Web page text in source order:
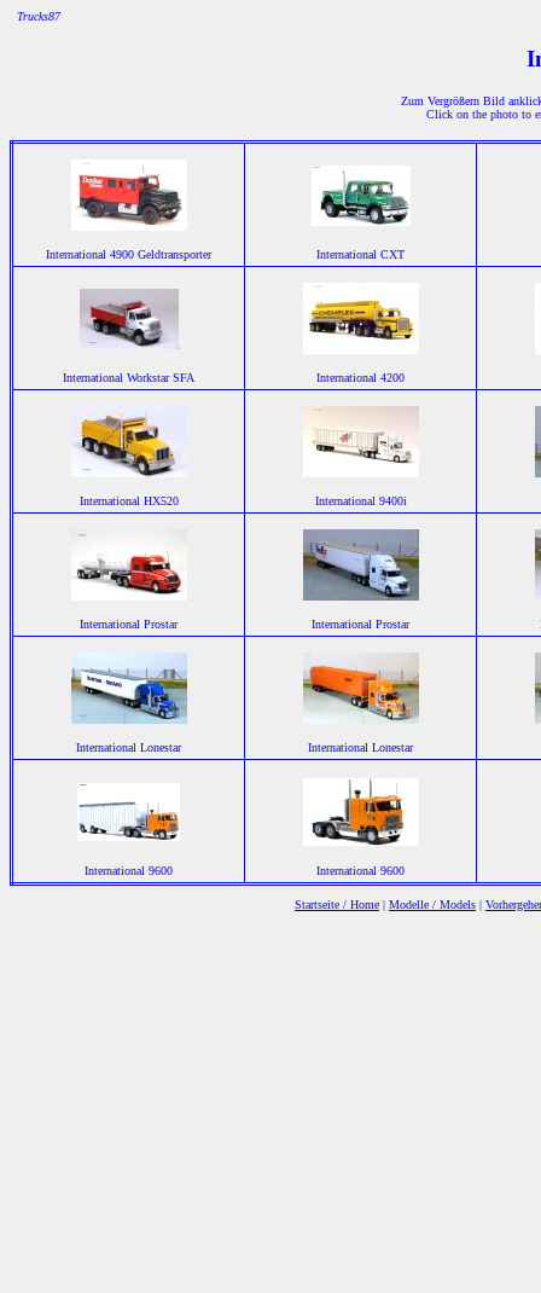
Trucks87
Zum Vergrößern Bild
Click on the photo to
International 4900 Geldtransporter International CXT
International Workstar SFA International 4200
International HX520 International 9400i
International Prostar International Prostar
International Lonestar International Lonestar
International 9600 International 9600
Startseite / Home Modelle / Models